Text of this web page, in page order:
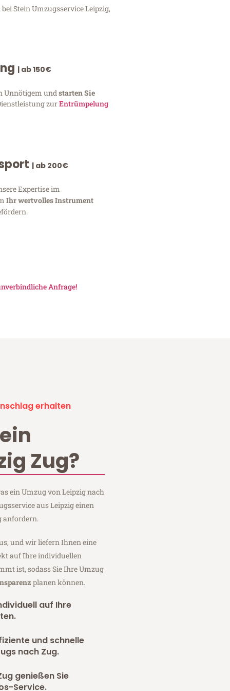
Stein Umzugsservice Leipzig,
| ab 150€
Unnötigem und starten Sie
zurEntrümpelung
| ab 200€
Expertise im
Ihr wertvolles Instrument
Anfrage!
erhalten
Zug?
ein Umzug von Leipzig nach
aus Leipzig einen
anfordern.
und wir liefern Ihnen eine
auf Ihre individuellen
ist, sodass Sie Ihre Umzug
planen können.
auf Ihre
und schnelle
nach Zug.
genießen Sie
Service.